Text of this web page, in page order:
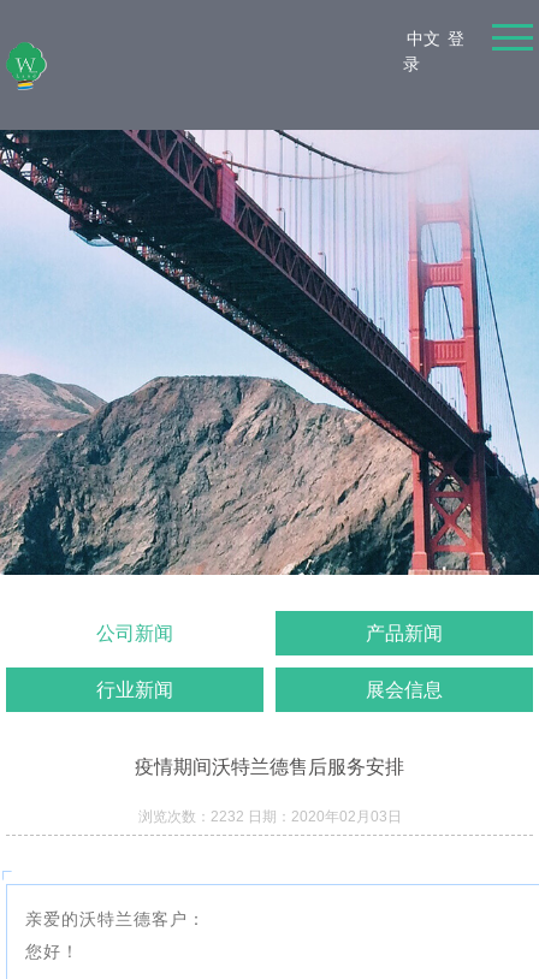
中文 登
录
公司新闻 产品新闻
行业新闻 展会信息
疫情期间沃特兰德售后服务安排
浏览次数：2232 日期：2020年02月03日
亲爱的沃特兰德客户：
您好！